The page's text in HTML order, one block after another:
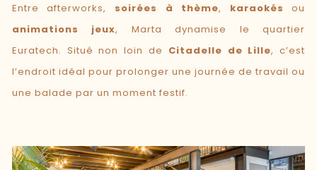
Entre afterworks, soirées à thème, karaokésou
animations jeux, Marta dynamise le quartier
Euratech. Situé non loin de Citadelle de Lille, c’est
l’endroit idéal pour prolonger une journée de travail ou
une balade par un moment festif.